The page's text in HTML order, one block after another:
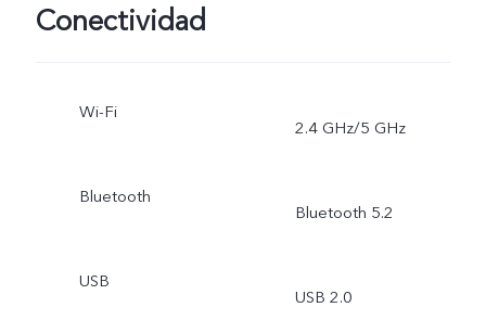
Conectividad
Wi-Fi
2.4 GHz/5 GHz
Bluetooth
Bluetooth 5.2
USB
USB 2.0